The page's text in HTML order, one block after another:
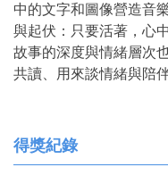
中的文字和圖像營造音
與起伏：只要活著，心
故事的深度與情緒層次
共讀、用來談情緒與陪
得獎紀錄